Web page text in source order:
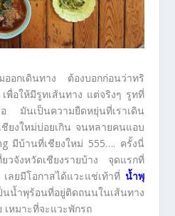
ออกเดินทาง ต้องบอกก่อนว่าทริ
พื่อให้มีรูทเส้นทาง แต่จริงๆ รูทที่
อ มันเป็นความยืดหยุ่นที่เราเดิน
ชียงใหม่บ่อยเกิน จนหลายคนแอบ
มีบ้านที่เชียงใหม่ 555…. ครั้งนี่
ยวจังหวัดเชียงรายบ้าง จุดแรกที่
เลยมีโอกาสได้แวะแช่เท้าที่น้ำพุ
พุร้อนที่อยู่ติดถนนในเส้นทาง
เหมาะที่จะแวะพักรถ